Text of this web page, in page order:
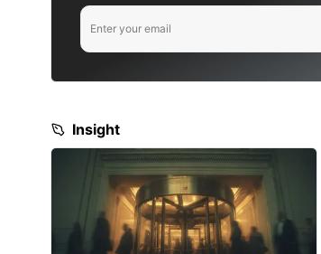
Enter your email
Insight